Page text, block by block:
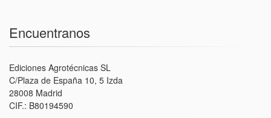
Encuentranos
Ediciones Agrotécnicas SL
C/Plaza de España 10, 5 Izda
28008 Madrid
CIF.: B80194590